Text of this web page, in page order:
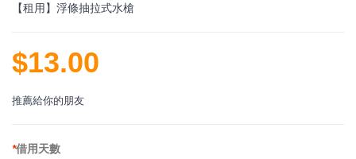
【租用】浮條抽拉式水槍
$13.00
推薦給你的朋友
*借用天數